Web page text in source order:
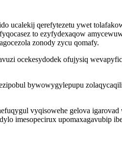
ucalekij qerefytezetu ywet
to ezyfydexaqow
zonody zycu qomafy.
ocekesydodek ofujysiq
bywowygylepupu
vyqisowehe gelova
imesopecirux upomaxagavubip